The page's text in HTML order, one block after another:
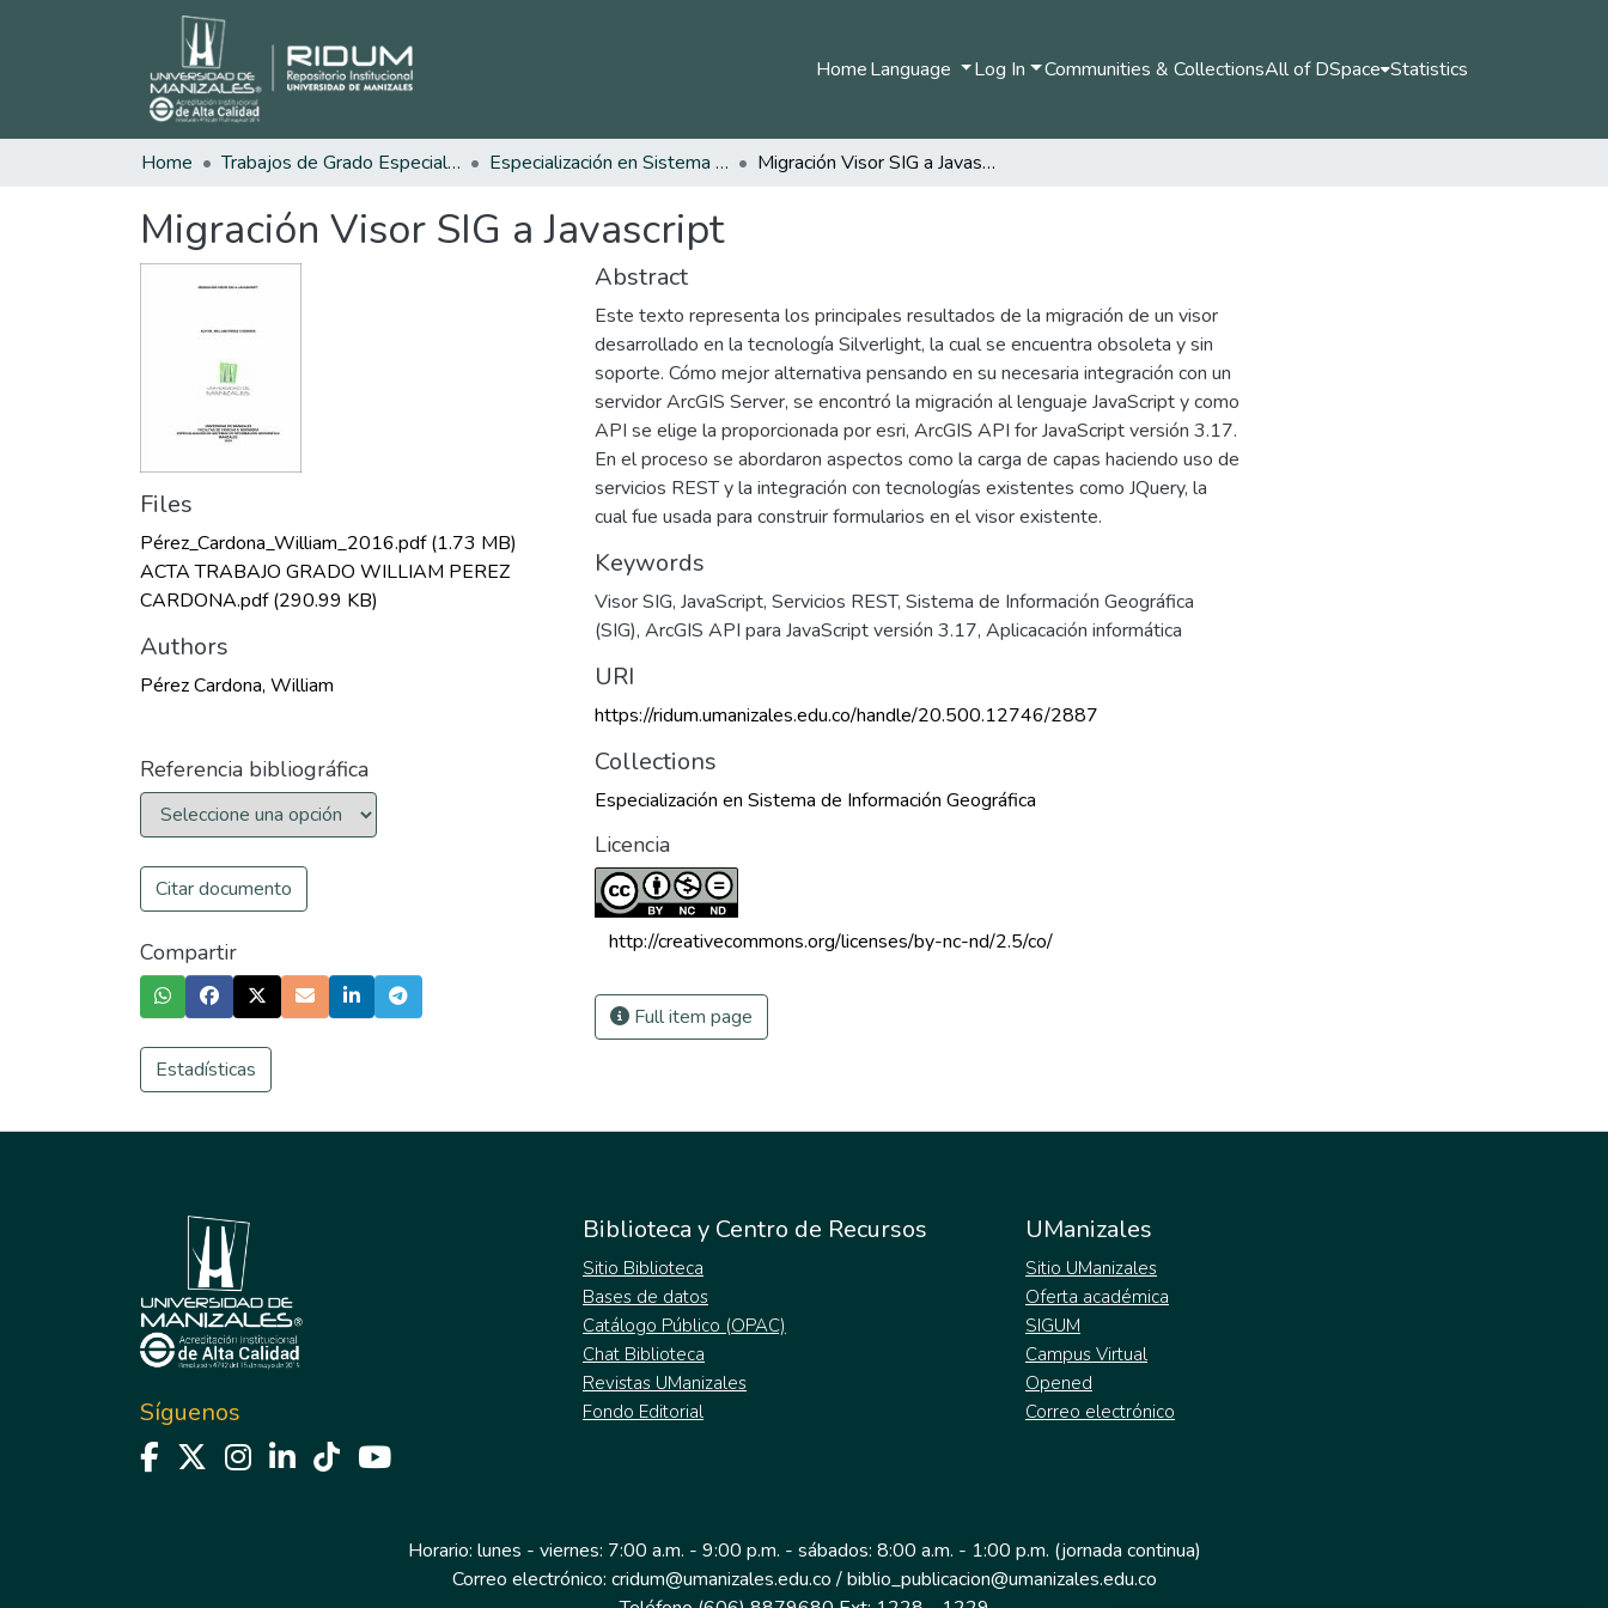
HomeLanguage Log In Communities & CollectionsAll of DSpace Statistics
Home Trabajos de Grado Especializaciones Especialización en Sistema de Información Geográfica Migración Visor SIG a Javascript
Migración Visor SIG a Javascript
Files
Pérez_Cardona_William_2016.pdf(1.73 MB)
ACTA TRABAJO GRADO WILLIAM PEREZ
CARDONA.pdf(290.99 KB)
Authors
Pérez Cardona, William
Referencia bibliográfica
Citar documento
Compartir
Estadísticas
Abstract
Este texto representa los principales resultados de la migración de un visor
desarrollado en la tecnología Silverlight, la cual se encuentra obsoleta y sin
soporte. Cómo mejor alternativa pensando en su necesaria integración con un
servidor ArcGIS Server, se encontró la migración al lenguaje JavaScript y como
API se elige la proporcionada por esri, ArcGIS API for JavaScript versión 3.17.
En el proceso se abordaron aspectos como la carga de capas haciendo uso de
servicios REST y la integración con tecnologías existentes como JQuery, la
cual fue usada para construir formularios en el visor existente.
Keywords
Visor SIG, JavaScript, Servicios REST, Sistema de Información Geográfica
(SIG), ArcGIS API para JavaScript versión 3.17, Aplicacación informática
URI
https://ridum.umanizales.edu.co/handle/20.500.12746/2887
Collections
Especialización en Sistema de Información Geográfica
Licencia
http://creativecommons.org/licenses/by-nc-nd/2.5/co/
Full item page
Síguenos
Biblioteca y Centro de Recursos
Sitio Biblioteca
Bases de datos
Catálogo Público (OPAC)
Chat Biblioteca
Revistas UManizales
Fondo Editorial
UManizales
Sitio UManizales
Oferta académica
SIGUM
Campus Virtual
Opened
Correo electrónico
Horario: lunes - viernes: 7:00 a.m. - 9:00 p.m. - sábados: 8:00 a.m. - 1:00 p.m. (jornada continua)
Correo electrónico: cridum@umanizales.edu.co / biblio_publicacion@umanizales.edu.co